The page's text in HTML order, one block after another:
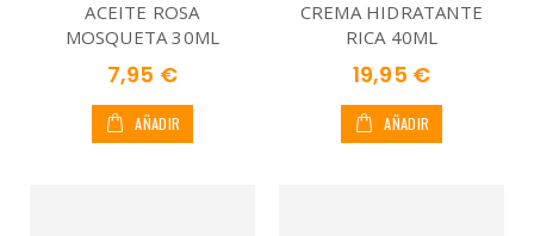
ACEITE ROSA
MOSQUETA 30ML
7,95 €
AÑADIR
CREMA HIDRATANTE
RICA 40ML
19,95 €
AÑADIR